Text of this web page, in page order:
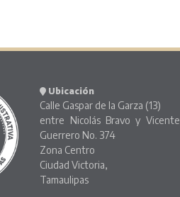
Ubicación
Calle Gaspar de la Garza (13)
entre Nicolás Bravo y Vicente
Guerrero No. 374
Zona Centro
Ciudad Victoria,
Tamaulipas